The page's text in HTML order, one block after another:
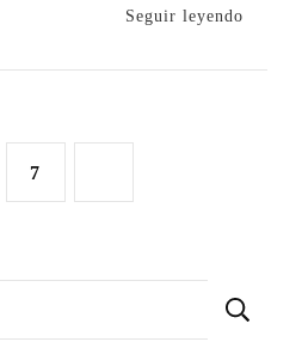
5
Seguir leyendo
Página
7